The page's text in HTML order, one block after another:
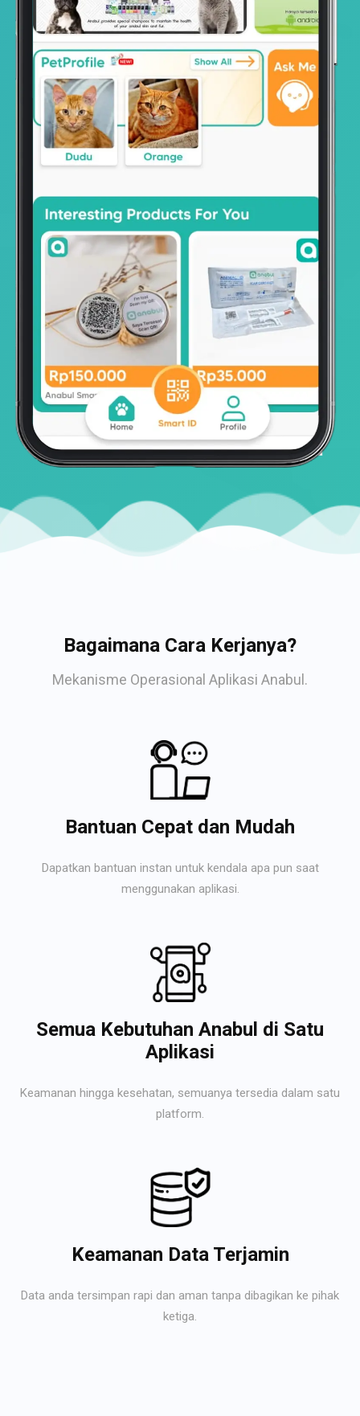
Bagaimana Cara Kerjanya?
Mekanisme Operasional Aplikasi Anabul.
Bantuan Cepat dan Mudah
Dapatkan bantuan instan untuk kendala apa pun saat
menggunakan aplikasi.
Semua Kebutuhan Anabul di Satu
Aplikasi
Keamanan hingga kesehatan, semuanya tersedia dalam satu
platform.
Keamanan Data Terjamin
Data anda tersimpan rapi dan aman tanpa dibagikan ke pihak
ketiga.